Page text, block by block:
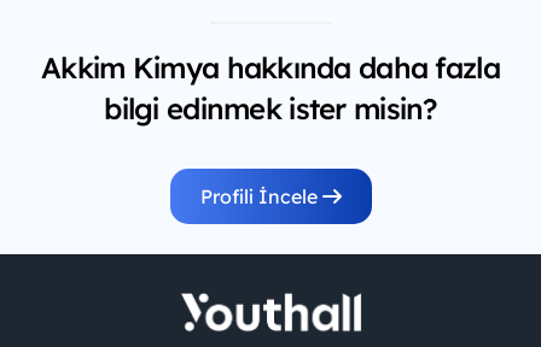
Akkim Kimya hakkında daha fazla
bilgi edinmek ister misin?
Profili İncele